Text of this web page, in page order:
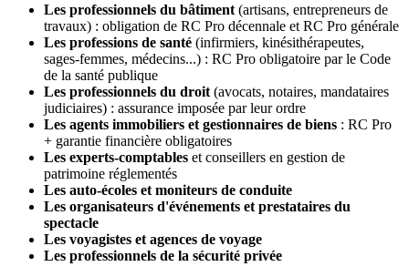
Les professionnels du bâtiment (artisans, entrepreneurs de
travaux) : obligation de RC Pro décennale et RC Pro générale
Les professions de santé (infirmiers, kinésithérapeutes,
sages-femmes, médecins...) : RC Pro obligatoire par le Code
de la santé publique
Les professionnels du droit (avocats, notaires, mandataires
judiciaires) : assurance imposée par leur ordre
Les agents immobiliers et gestionnaires de biens : RC Pro
+ garantie financière obligatoires
Les experts-comptables et conseillers en gestion de
patrimoine réglementés
Les auto-écoles et moniteurs de conduite
Les organisateurs d'événements et prestataires du
spectacle
Les voyagistes et agences de voyage
Les professionnels de la sécurité privée